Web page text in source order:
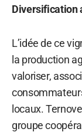
Diversification
L’idée de ce
la production
valoriser,
locaux.
groupe